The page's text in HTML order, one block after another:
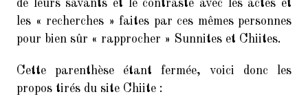
de leurs savants et le contraste avec les actes et
les « recherches » faites par ces mêmes personnes
pour bien sûr « rapprocher » Sunnites et Chiites.
Cette parenthèse étant fermée, voici donc les
propos tirés du site Chiite :